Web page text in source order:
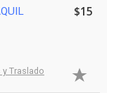
Traslado
$15